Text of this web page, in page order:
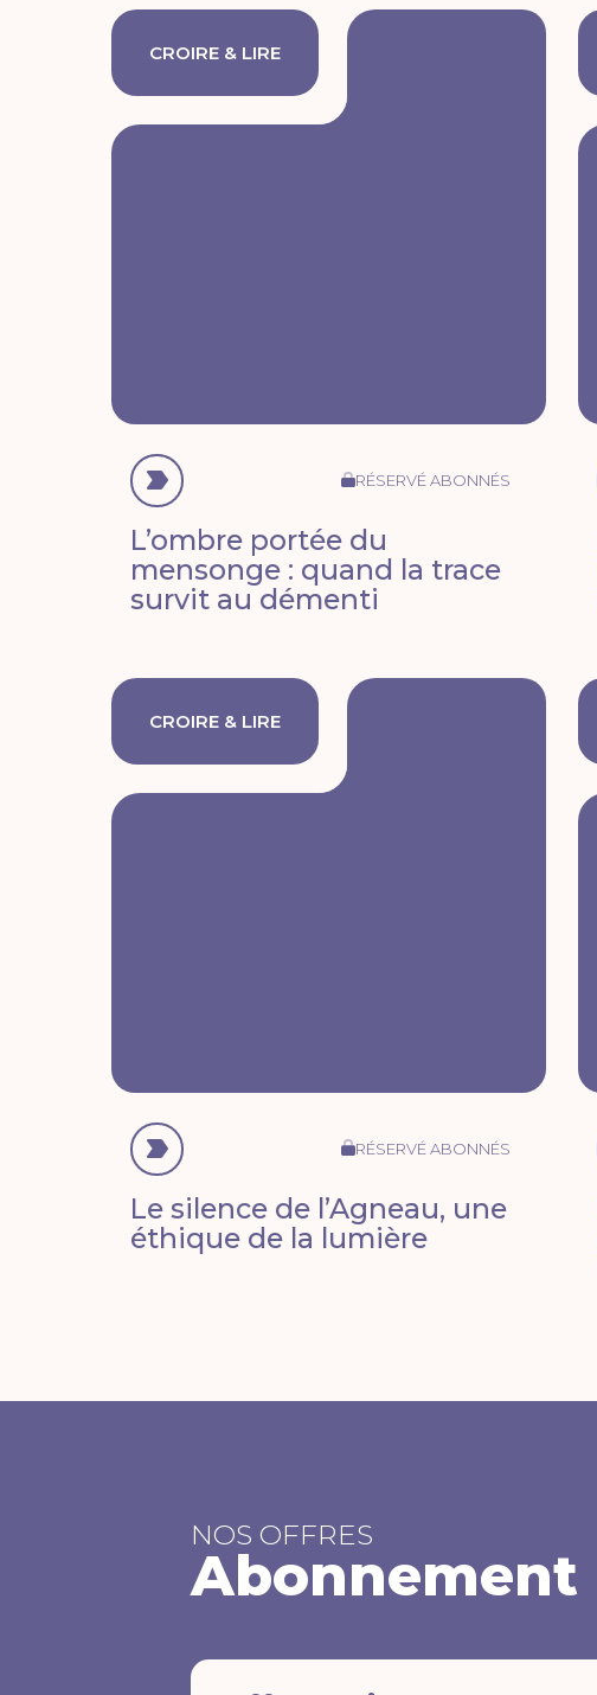
CROIRE & LIRE
RÉSERVÉ ABONNÉS
L’ombre portée du
mensonge : quand la trace
survit au démenti
CROIRE & LIRE
RÉSERVÉ ABONNÉS
Le silence de l’Agneau, une
éthique de la lumière
NOS OFFRES
Abonnement